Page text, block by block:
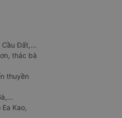
Đất,...
thác bà
thuyền
Kao,